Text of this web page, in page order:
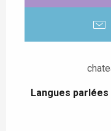
Langues parlées
Langues parlées